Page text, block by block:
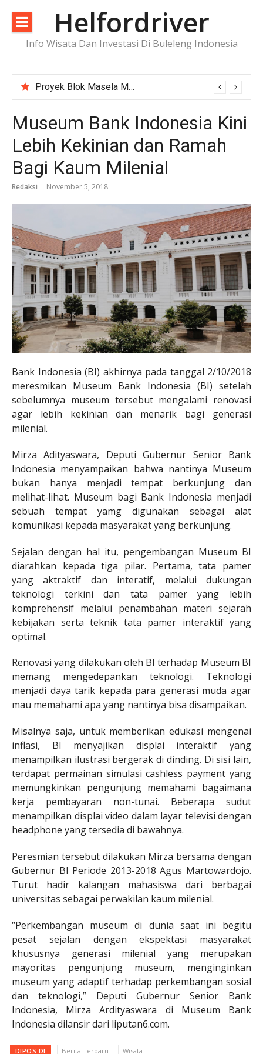
konten
Helfordriver
Info Wisata Dan Investasi Di Buleleng Indonesia
Proyek Blok Masela Makin Dekat ke FID, Investasi Raksasa Siap Menggerakkan Industri Energi
Museum Bank Indonesia Kini
Lebih Kekinian dan Ramah
Bagi Kaum Milenial
Redaksi November 5, 2018
Bank Indonesia (BI) akhirnya pada tanggal 2/10/2018
meresmikan Museum Bank Indonesia (BI) setelah
sebelumnya museum tersebut mengalami renovasi
agar lebih kekinian dan menarik bagi generasi
milenial.
Mirza Adityaswara, Deputi Gubernur Senior Bank
Indonesia menyampaikan bahwa nantinya Museum
bukan hanya menjadi tempat berkunjung dan
melihat-lihat. Museum bagi Bank Indonesia menjadi
sebuah tempat yamg digunakan sebagai alat
komunikasi kepada masyarakat yang berkunjung.
Sejalan dengan hal itu, pengembangan Museum BI
diarahkan kepada tiga pilar. Pertama, tata pamer
yang aktraktif dan interatif, melalui dukungan
teknologi terkini dan tata pamer yang lebih
komprehensif melalui penambahan materi sejarah
kebijakan serta teknik tata pamer interaktif yang
optimal.
Renovasi yang dilakukan oleh BI terhadap Museum BI
memang mengedepankan teknologi. Teknologi
menjadi daya tarik kepada para generasi muda agar
mau memahami apa yang nantinya bisa disampaikan.
Misalnya saja, untuk memberikan edukasi mengenai
inflasi, BI menyajikan displai interaktif yang
menampilkan ilustrasi bergerak di dinding. Di sisi lain,
terdapat permainan simulasi cashless payment yang
memungkinkan pengunjung memahami bagaimana
kerja pembayaran non-tunai. Beberapa sudut
menampilkan displai video dalam layar televisi dengan
headphone yang tersedia di bawahnya.
Peresmian tersebut dilakukan Mirza bersama dengan
Gubernur BI Periode 2013-2018 Agus Martowardojo.
Turut hadir kalangan mahasiswa dari berbagai
universitas sebagai perwakilan kaum milenial.
“Perkembangan museum di dunia saat ini begitu
pesat sejalan dengan ekspektasi masyarakat
khususnya generasi milenial yang merupakan
mayoritas pengunjung museum, menginginkan
museum yang adaptif terhadap perkembangan sosial
dan teknologi,” Deputi Gubernur Senior Bank
Indonesia, Mirza Ardityaswara di Museum Bank
Indonesia dilansir dari liputan6.com.
DIPOS DI Berita Terbaru Wisata